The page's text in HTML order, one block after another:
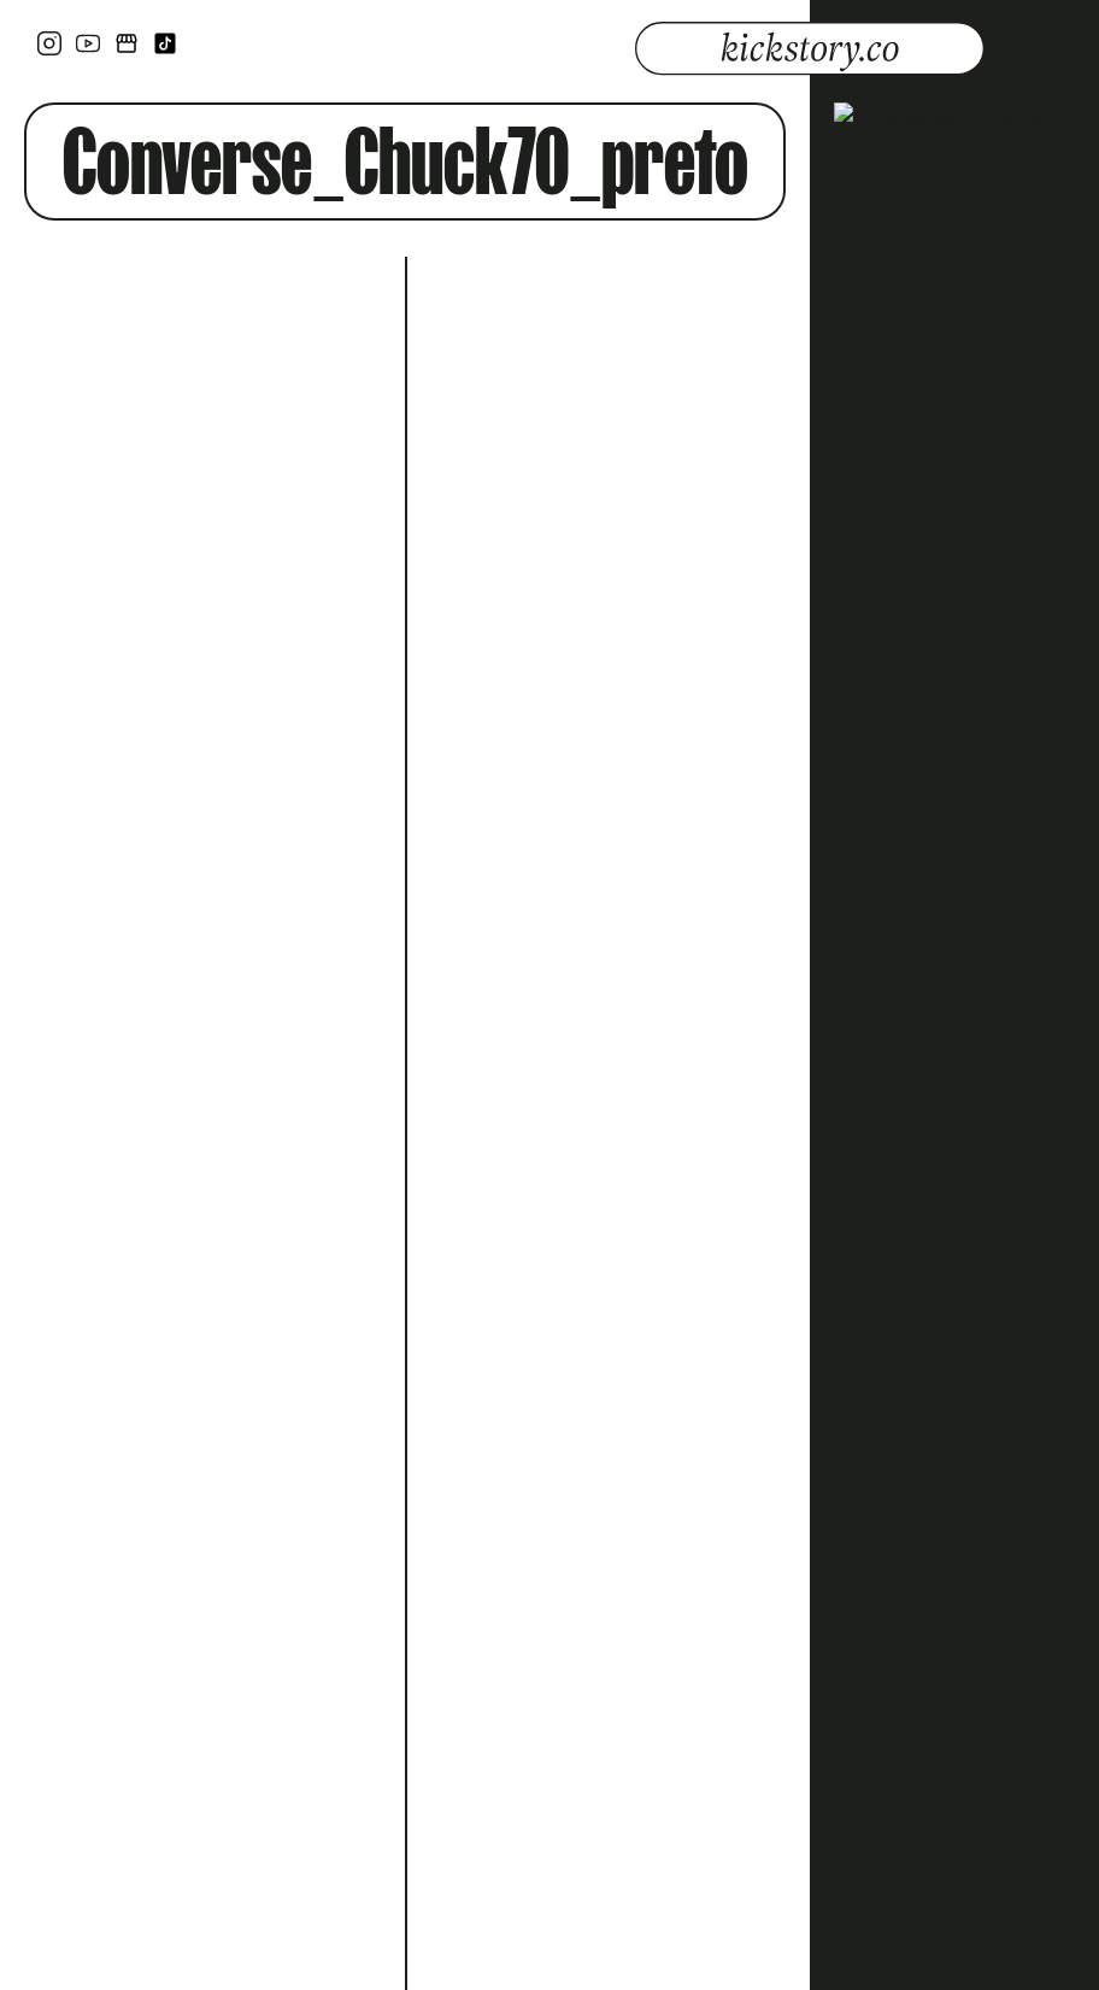
Converse_Chuck70_preto